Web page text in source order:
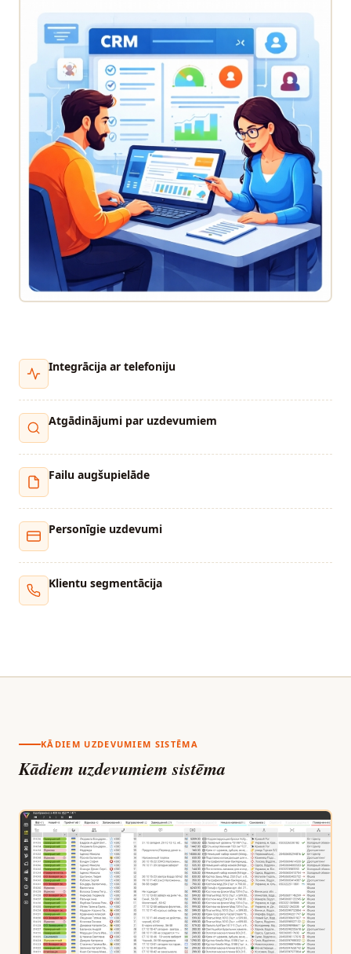
Integrācija ar telefoniju
Atgādinājumi par uzdevumiem
Failu augšupielāde
Personīgie uzdevumi
Klientu segmentācija
KĀDIEM UZDEVUMIEM SISTĒMA
Kādiem uzdevumiem sistēma